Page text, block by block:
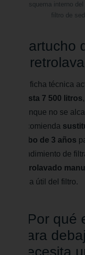
Esquema interno
filtro de
y
La ficha técnica
hasta 7 500 litros
Aunque no se
recomienda
cabo de 3 años
rendimiento de
retrolavado
vida útil del filtro.
¿Por
para
necesita